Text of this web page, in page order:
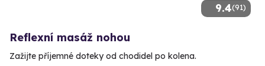
9.4(91)
Reflexní masáž nohou
Zažijte příjemné doteky od chodidel po kolena.